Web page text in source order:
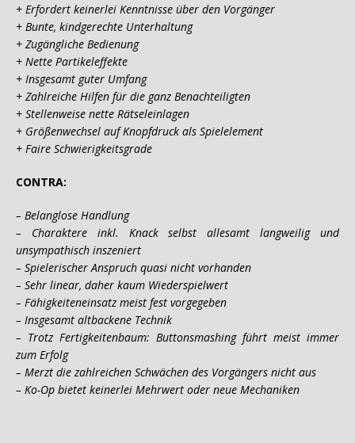
+ Erfordert keinerlei Kenntnisse über den Vorgänger
+ Bunte, kindgerechte Unterhaltung
+ Zugängliche Bedienung
+ Nette Partikeleffekte
+ Insgesamt guter Umfang
+ Zahlreiche Hilfen für die ganz Benachteiligten
+ Stellenweise nette Rätseleinlagen
+ Größenwechsel auf Knopfdruck als Spielelement
+ Faire Schwierigkeitsgrade
CONTRA:
– Belanglose Handlung
– Charaktere inkl. Knack selbst allesamt langweilig und
unsympathisch inszeniert
– Spielerischer Anspruch quasi nicht vorhanden
– Sehr linear, daher kaum Wiederspielwert
– Fähigkeiteneinsatz meist fest vorgegeben
– Insgesamt altbackene Technik
– Trotz Fertigkeitenbaum: Buttonsmashing führt meist immer
zum Erfolg
– Merzt die zahlreichen Schwächen des Vorgängers nicht aus
– Ko-Op bietet keinerlei Mehrwert oder neue Mechaniken